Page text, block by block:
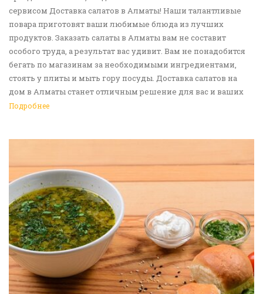
сервисом Доставка салатов в Алматы! Наши талантливые
повара приготовят ваши любимые блюда из лучших
продуктов. Заказать салаты в Алматы вам не составит
особого труда, а результат вас удивит. Вам не понадобится
бегать по магазинам за необходимыми ингредиентами,
стоять у плиты и мыть гору посуды. Доставка салатов на
дом в Алматы станет отличным решение для вас и ваших
родных, друзей. Ведь мы сами берем все хлопоты в свои
Подробнее